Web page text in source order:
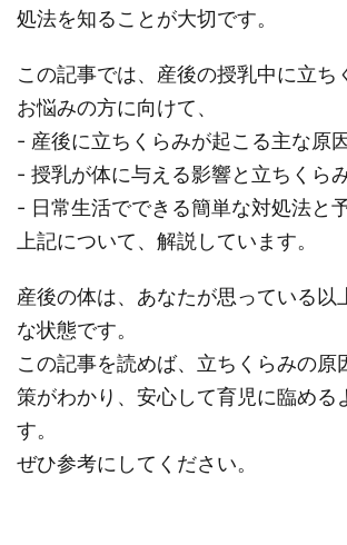
処法を知ることが大切です。
この記事では、産後の授乳中に立ち
お悩みの方に向けて、
- 産後に立ちくらみが起こる主な原因
- 授乳が体に与える影響と立ちくら
- 日常生活でできる簡単な対処法と
上記について、解説しています。
産後の体は、あなたが思っている以
な状態です。
この記事を読めば、立ちくらみの原
策がわかり、安心して育児に臨める
す。
ぜひ参考にしてください。